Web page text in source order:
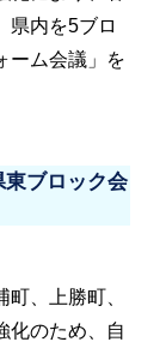
県内を5ブロ
ーム会議」を
東ブロック会
、上勝町、
化のため、自